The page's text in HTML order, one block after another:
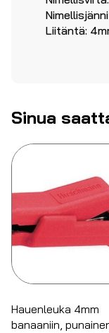
Liitäntä:
Sinua
Hauenleuka 4mm
banaaniin,